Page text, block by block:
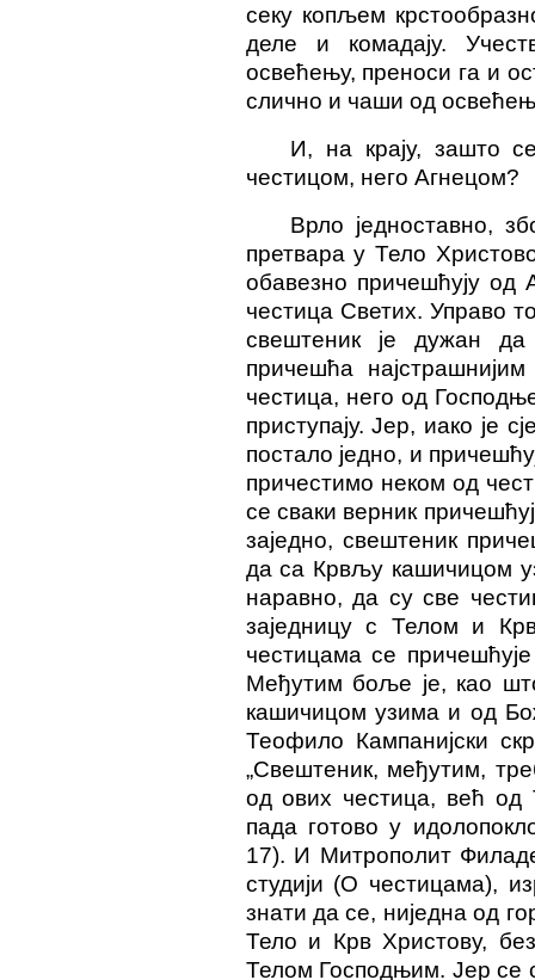
секу копљем
деле и комадају.
освећењу, преноси га и
слично и чаши од
И, на крају, зашто
честицом, него Агнецом?
Врло једноставно,
претвара у Тело
обавезно причешћују од
честица Светих. Управо
свештеник је дужан
причешћа
честица, него од
приступају. Јер, иако је
постало једно, и
причестимо неком од
се сваки верник
заједно, свештеник
да са Крвљу кашичицом
наравно, да су све
заједницу с Телом и
честицама се
Међутим боље је, као
кашичицом узима и од
Теофило Кампанијски
„Свештеник, међутим,
од ових честица, већ од
пада готово у
17). И Митрополит
студији (O честицама),
знати да се, ниједна од
Тело и Крв Христову,
Телом Господњим. Јер се